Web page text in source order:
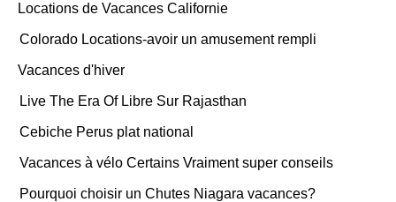
Locations de Vacances Californie
Colorado Locations-avoir un amusement rempli
Vacances d'hiver
Live The Era Of Libre Sur Rajasthan
Cebiche Perus plat national
Vacances à vélo Certains Vraiment super conseils
Pourquoi choisir un Chutes Niagara vacances?